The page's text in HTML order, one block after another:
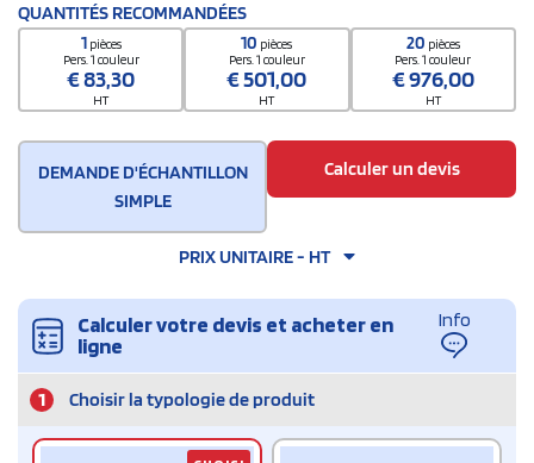
QUANTITÉS RECOMMANDÉES
1 pièces
Pers. 1 couleur
€83,30
HT
10 pièces
Pers. 1 couleur
€501,00
HT
20 pièces
Pers. 1 couleur
€976,00
HT
DEMANDE D'ÉCHANTILLON
SIMPLE
Calculer un devis
PRIX UNITAIRE - HT
Calculer votre devis et acheter en
ligne
Info
1 Choisir la typologie de produit